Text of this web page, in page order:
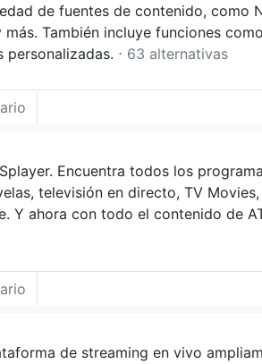
de fuentes de contenido, como
más. También incluye funciones
personalizadas. ⋅ 63 alternativas
Encuentra todos los
televisión en directo, TV
Y ahora con todo el contenido de
de streaming en vivo